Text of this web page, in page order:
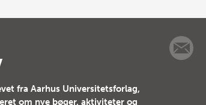
fra Aarhus Universitetsforlag,
om nye bøger, aktiviteter og